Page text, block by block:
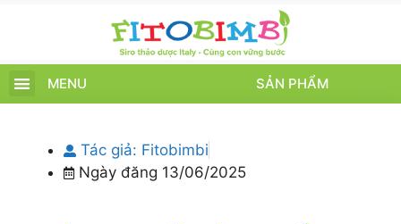
MENU SẢN PHẨM
Tác giả: Fitobimbi
Ngày đăng 13/06/2025